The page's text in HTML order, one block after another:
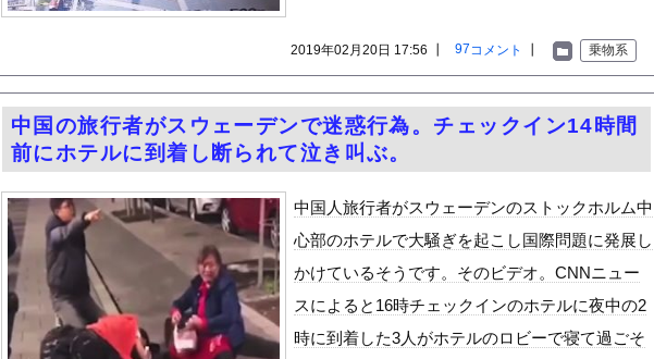
【黒歴史】こういう昔の大学ヤリサーの流出エロ動画（顔出し）が一番抜ける
韓国人「安貞桓が韓国代表に激怒！『惨憺たる結果、徹底的な刷新が必要だ』と監督や協会を...
ケンタッキーとか言う唐揚げ屋ｗｗｗｗｗ
【画像】このAVが性癖ブッ刺さりで精子ドクドク作られるわｗｗｗｗ
【悲報】味噌ラーメンで行列、出来ない
【中国】男の子が爆竹に点火 マンホールが爆発しふた吹き飛ぶ
【画像】伊藤舞雪とかいうＡＶ女優ｗｗｗｗｗｗｗｗｗｗw
【緊急】肛門にスティックのり入れたけど出てこないの！！
お知らせ
【動画】両方馬鹿（笑）ミニストップでトラックと衝突したドラレコが（ノ∇`）
乗物系
97コメント
2019年02月20日 17:56 ┃
中国の旅行者がスウェーデンで迷惑行為。チェックイン14時間
前にホテルに到着し断られて泣き叫ぶ。
中国人旅行者がスウェーデンのストックホルム中
心部のホテルで大騒ぎを起こし国際問題に発展し
かけているそうです。そのビデオ。CNNニュー
スによると16時チェックインのホテルに夜中の2
時に到着した3人がホテルのロビーで寝て過ごそ